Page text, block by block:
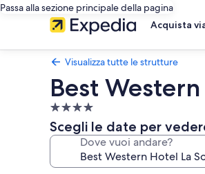
Passa alla sezione principale della pagina
Acquista
Visualizza tutte le strutture
Best
Struttura
a
4.0
Scegli le date per
Dove vuoi andare?